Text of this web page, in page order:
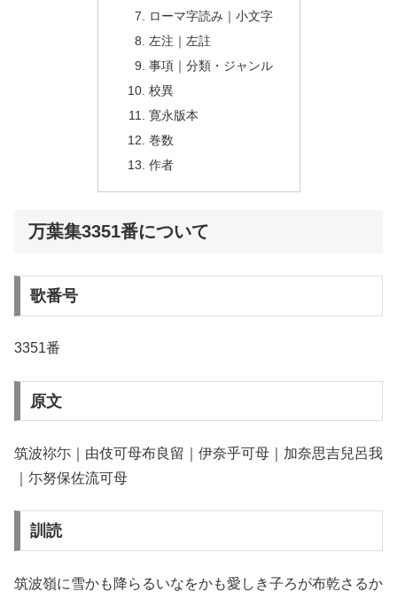
ローマ字読み｜小文字
左注｜左註
事項｜分類・ジャンル
校異
寛永版本
巻数
作者
万葉集3351番について
歌番号
3351番
原文
筑波祢尓｜由伎可母布良留｜伊奈乎可母｜加奈思吉兒呂我
｜尓努保佐流可母
訓読
筑波嶺に雪かも降らるいなをかも愛しき子ろが布乾さるか